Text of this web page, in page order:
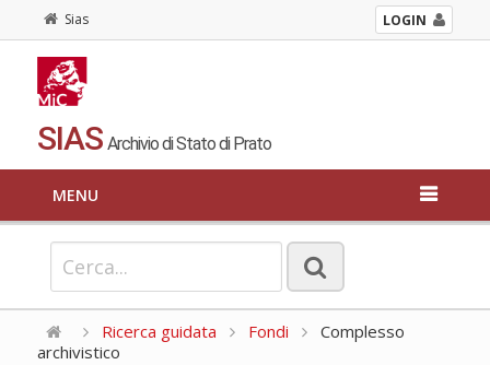
Sias LOGIN
SIAS Archivio di Stato di Prato
MENU
Ricerca guidata Fondi
Complesso
archivistico